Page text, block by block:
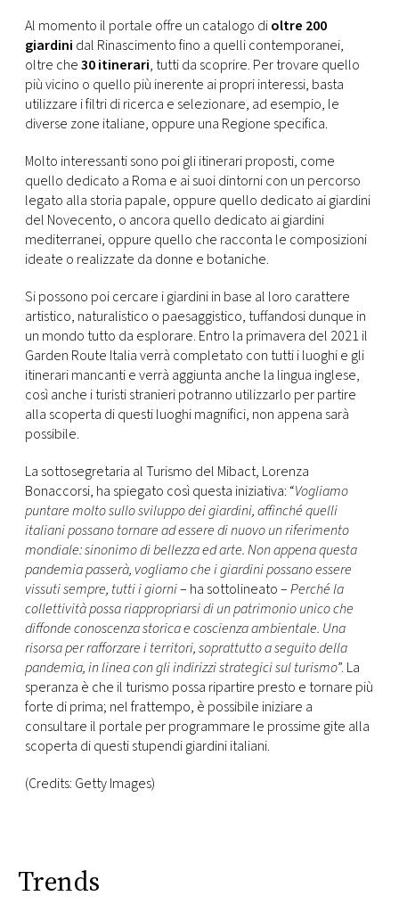
Al momento il portale offre un catalogo dioltre 200
giardini dal Rinascimento fino a quelli contemporanei,
oltre che30 itinerari, tutti da scoprire. Per trovare quello
più vicino o quello più inerente ai propri interessi, basta
utilizzare i filtri di ricerca e selezionare, ad esempio, le
diverse zone italiane, oppure una Regione specifica.
Molto interessanti sono poi gli itinerari proposti, come
quello dedicato a Roma e ai suoi dintorni con un percorso
legato alla storia papale, oppure quello dedicato ai giardini
del Novecento, o ancora quello dedicato ai giardini
mediterranei, oppure quello che racconta le composizioni
ideate o realizzate da donne e botaniche.
Si possono poi cercare i giardini in base al loro carattere
artistico, naturalistico o paesaggistico, tuffandosi dunque in
un mondo tutto da esplorare. Entro la primavera del 2021 il
Garden Route Italia verrà completato con tutti i luoghi e gli
itinerari mancanti e verrà aggiunta anche la lingua inglese,
così anche i turisti stranieri potranno utilizzarlo per partire
alla scoperta di questi luoghi magnifici, non appena sarà
possibile.
La sottosegretaria al Turismo del Mibact, Lorenza
Bonaccorsi, ha spiegato così questa iniziativa: “Vogliamo
puntare molto sullo sviluppo dei giardini, affinché quelli
italiani possano tornare ad essere di nuovo un riferimento
mondiale: sinonimo di bellezza ed arte. Non appena questa
pandemia passerà, vogliamo che i giardini possano essere
vissuti sempre, tutti i giorni– ha sottolineato –Perché la
collettività possa riappropriarsi di un patrimonio unico che
diffonde conoscenza storica e coscienza ambientale. Una
risorsa per rafforzare i territori, soprattutto a seguito della
pandemia, in linea con gli indirizzi strategici sul turismo”. La
speranza è che il turismo possa ripartire presto e tornare più
forte di prima; nel frattempo, è possibile iniziare a
consultare il portale per programmare le prossime gite alla
scoperta di questi stupendi giardini italiani.
(Credits: Getty Images)
Trends